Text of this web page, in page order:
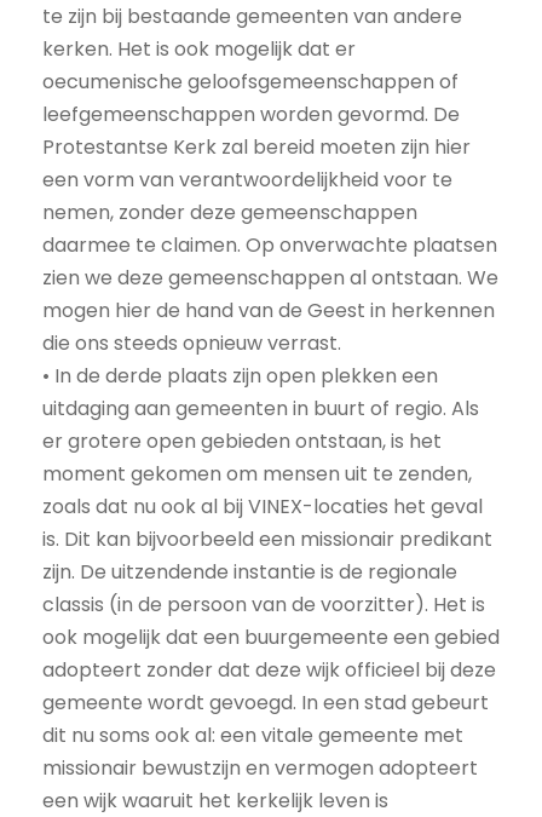
te zijn bij bestaande gemeenten van andere
kerken. Het is ook mogelijk dat er
oecumenische geloofsgemeenschappen of
leefgemeenschappen worden gevormd. De
Protestantse Kerk zal bereid moeten zijn hier
een vorm van verantwoordelijkheid voor te
nemen, zonder deze gemeenschappen
daarmee te claimen. Op onverwachte plaatsen
zien we deze gemeenschappen al ontstaan. We
mogen hier de hand van de Geest in herkennen
die ons steeds opnieuw verrast.
• In de derde plaats zijn open plekken een
uitdaging aan gemeenten in buurt of regio. Als
er grotere open gebieden ontstaan, is het
moment gekomen om mensen uit te zenden,
zoals dat nu ook al bij VINEX-locaties het geval
is. Dit kan bijvoorbeeld een missionair predikant
zijn. De uitzendende instantie is de regionale
classis (in de persoon van de voorzitter). Het is
ook mogelijk dat een buurgemeente een gebied
adopteert zonder dat deze wijk officieel bij deze
gemeente wordt gevoegd. In een stad gebeurt
dit nu soms ook al: een vitale gemeente met
missionair bewustzijn en vermogen adopteert
een wijk waaruit het kerkelijk leven is